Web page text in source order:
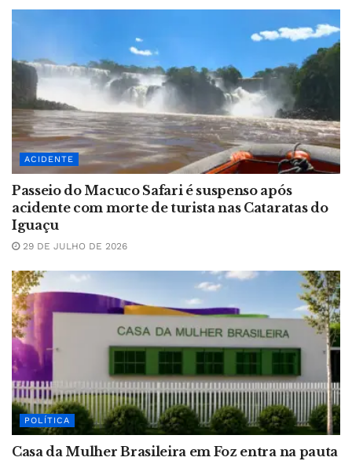
ACIDENTE
Passeio do Macuco Safari é suspenso após
acidente com morte de turista nas Cataratas do
Iguaçu
29 DE JULHO DE 2026
POLÍTICA
Casa da Mulher Brasileira em Foz entra na pauta